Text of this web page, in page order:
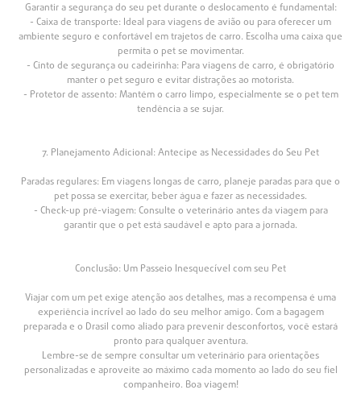
Garantir a segurança do seu pet durante o deslocamento é fundamental:
- Caixa de transporte: Ideal para viagens de avião ou para oferecer um
ambiente seguro e confortável em trajetos de carro. Escolha uma caixa que
permita o pet se movimentar.
- Cinto de segurança ou cadeirinha: Para viagens de carro, é obrigatório
manter o pet seguro e evitar distrações ao motorista.
- Protetor de assento: Mantém o carro limpo, especialmente se o pet tem
tendência a se sujar.
7. Planejamento Adicional: Antecipe as Necessidades do Seu Pet
Paradas regulares: Em viagens longas de carro, planeje paradas para que o
pet possa se exercitar, beber água e fazer as necessidades.
- Check-up pré-viagem: Consulte o veterinário antes da viagem para
garantir que o pet está saudável e apto para a jornada.
Conclusão: Um Passeio Inesquecível com seu Pet
Viajar com um pet exige atenção aos detalhes, mas a recompensa é uma
experiência incrível ao lado do seu melhor amigo. Com a bagagem
preparada e o Drasil como aliado para prevenir desconfortos, você estará
pronto para qualquer aventura.
Lembre-se de sempre consultar um veterinário para orientações
personalizadas e aproveite ao máximo cada momento ao lado do seu fiel
companheiro. Boa viagem!